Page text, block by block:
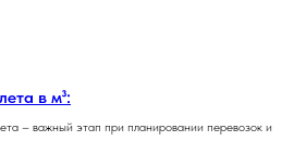
в м³:
– важный этап при планировании перевозок и